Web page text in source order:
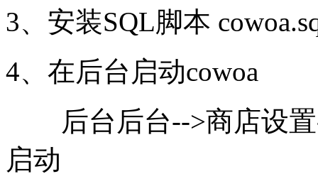
3、安装SQL脚本
4、在后台启动cowoa
后台后台-->商店设置
启动